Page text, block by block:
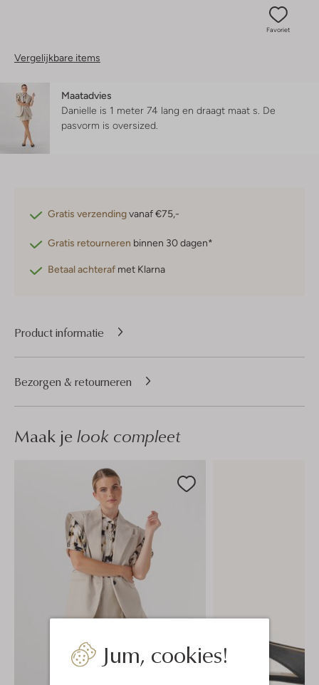
Jum, cookies!
Favoriet
Vergelijkbare items
Maatadvies
Danielle is 1 meter 74 lang en draagt maat s. De
pasvorm is oversized
Gratis verzendingvanaf €75,-
Gratis retourneren binnen 30 dagen*
Betaal achteraf met Klarna
Product informatie
Bezorgen & retourneren
Maak je look compleet